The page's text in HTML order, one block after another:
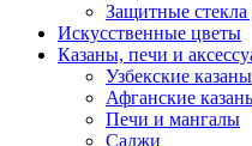
Защитные стекла
Искусственные цветы
Казаны, печи и
Узбекские казаны
Афганские
Печи и мангалы
Саджи